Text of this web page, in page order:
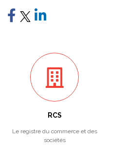
RCS
Le registre du commerce et des
sociétés